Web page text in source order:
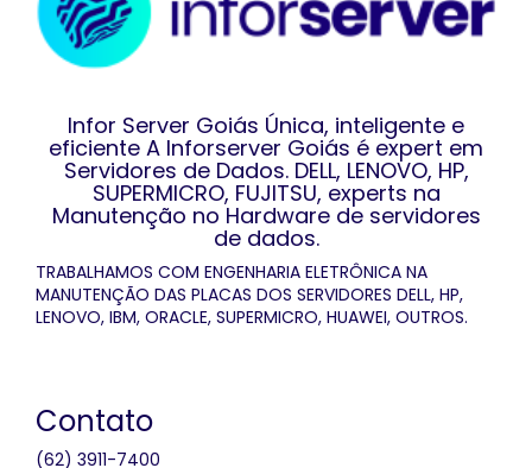
Infor Server Goiás Única, inteligente e
eficiente A Inforserver Goiás é expert em
Servidores de Dados. DELL, LENOVO, HP,
SUPERMICRO, FUJITSU, experts na
Manutenção no Hardware de servidores
de dados.
TRABALHAMOS COM ENGENHARIA ELETRÔNICA NA
MANUTENÇÃO DAS PLACAS DOS SERVIDORES DELL, HP,
LENOVO, IBM, ORACLE, SUPERMICRO, HUAWEI, OUTROS.
Contato
(62) 3911-7400